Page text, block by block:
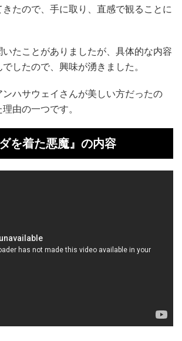
たので、手に取り、直感で観ることに
たことがありましたが、具体的な内容
したので、興味が湧きました。
ンハサウェイさんが美しい方だったの
由の一つです。
を着た悪魔』の内容